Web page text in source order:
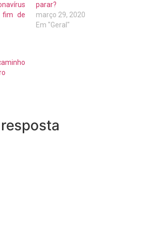
fim de
parar?
março 29, 2020
Em "Geral"